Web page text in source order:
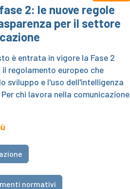
2: le nuove regole
per il settore
è entrata in vigore la Fase 2
il regolamento europeo che
sviluppo e l'uso dell'intelligenza
chi lavora nella comunicazione
normativi